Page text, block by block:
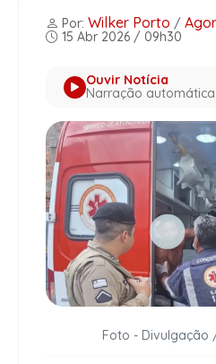
Por: Wilker Porto /
15 Abr 2026 / 09h30
Ouvir Notícia
Narração automática
Foto - Divulgação